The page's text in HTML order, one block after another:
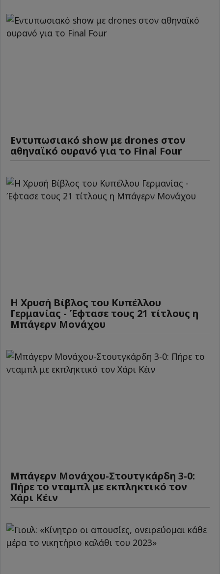
Εντυπωσιακό show με drones στον
αθηναϊκό ουρανό για το Final Four
Η Χρυσή Βίβλος του Κυπέλλου
Γερμανίας - Έφτασε τους 21 τίτλους η
Μπάγερν Μονάχου
Μπάγερν Μονάχου-Στουτγκάρδη 3-0:
Πήρε το νταμπλ με εκπληκτικό τον
Χάρι Κέιν